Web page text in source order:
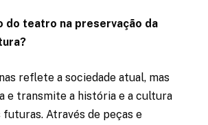
do teatro na preservação da
reflete a sociedade atual, mas
e transmite a história e a cultura
futuras. Através de peças e